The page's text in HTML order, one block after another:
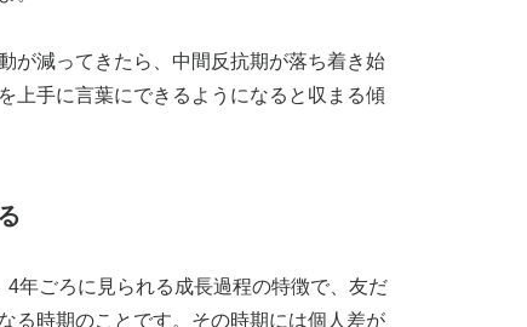
が減ってきたら、中間反抗期が落ち着き始
上手に言葉にできるようになると収まる傾
4年ごろに見られる成長過程の特徴で、友だ
る時期のことです。その時期には個人差が